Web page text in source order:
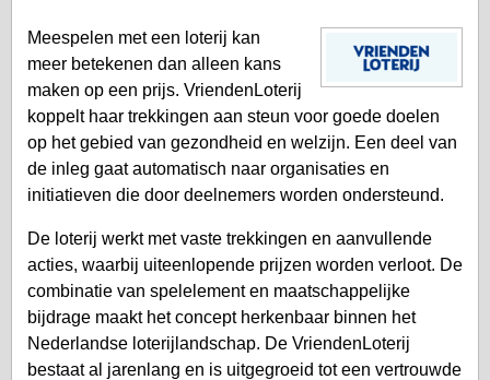
Meespelen met een loterij kan
meer betekenen dan alleen kans
maken op een prijs. VriendenLoterij
koppelt haar trekkingen aan steun voor goede doelen
op het gebied van gezondheid en welzijn. Een deel van
de inleg gaat automatisch naar organisaties en
initiatieven die door deelnemers worden ondersteund.
De loterij werkt met vaste trekkingen en aanvullende
acties, waarbij uiteenlopende prijzen worden verloot. De
combinatie van spelelement en maatschappelijke
bijdrage maakt het concept herkenbaar binnen het
Nederlandse loterijlandschap. De VriendenLoterij
bestaat al jarenlang en is uitgegroeid tot een vertrouwde